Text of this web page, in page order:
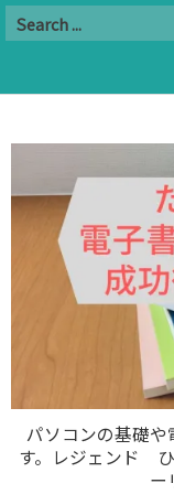
パソコンの基礎
す。レジェンド
ー